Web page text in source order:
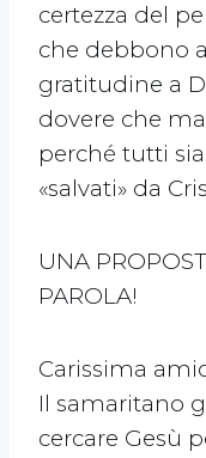
certezza del
che debbono
gratitudine a
dovere che
perché tutti
«salvati» da
UNA
PAROLA!
Carissima
Il samaritano
cercare Gesù